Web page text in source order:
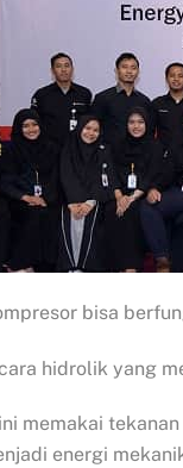
bisa
hidrolik yang
memakai
energi